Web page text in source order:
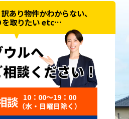
あり物件かわからない、
を取りたい etc…
ルへ
談ください！
談ください！
談 10：00〜19：00
（水・日曜日除く）